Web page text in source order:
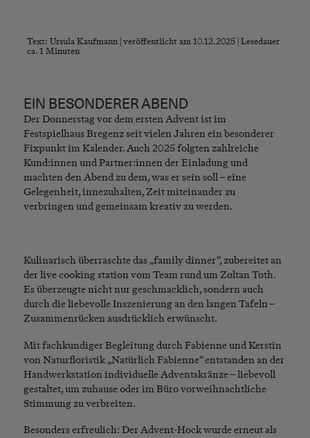
Text: Ursula Kaufmann | veröffentlicht am 10.12.2025 | Lesedauer
ca. 1 Minuten
EIN BESONDERER ABEND
Der Donnerstag vor dem ersten Advent ist im
Festspielhaus Bregenz seit vielen Jahren ein besonderer
Fixpunkt im Kalender. Auch 2025 folgten zahlreiche
Kund:innen und Partner:innen der Einladung und
machten den Abend zu dem, was er sein soll – eine
Gelegenheit, innezuhalten, Zeit miteinander zu
verbringen und gemeinsam kreativ zu werden.
Kulinarisch überraschte das „family dinner“, zubereitet an
der live cooking station vom Team rund um Zoltan Toth.
Es überzeugte nicht nur geschmacklich, sondern auch
durch die liebevolle Inszenierung an den langen Tafeln –
Zusammenrücken ausdrücklich erwünscht.
Mit fachkundiger Begleitung durch Fabienne und Kerstin
von Naturfloristik „Natürlich Fabienne“ entstanden an der
Handwerkstation individuelle Adventskränze – liebevoll
gestaltet, um zuhause oder im Büro vorweihnachtliche
Stimmung zu verbreiten.
Besonders erfreulich: Der Advent-Hock wurde erneut als